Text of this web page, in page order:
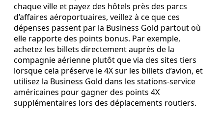
chaque ville et payez des hôtels près des parcs
d’affaires aéroportuaires, veillez à ce que ces
dépenses passent par la Business Gold partout où
elle rapporte des points bonus. Par exemple,
achetez les billets directement auprès de la
compagnie aérienne plutôt que via des sites tiers
lorsque cela préserve le 4X sur les billets d’avion, et
utilisez la Business Gold dans les stations‑service
américaines pour gagner des points 4X
supplémentaires lors des déplacements routiers.